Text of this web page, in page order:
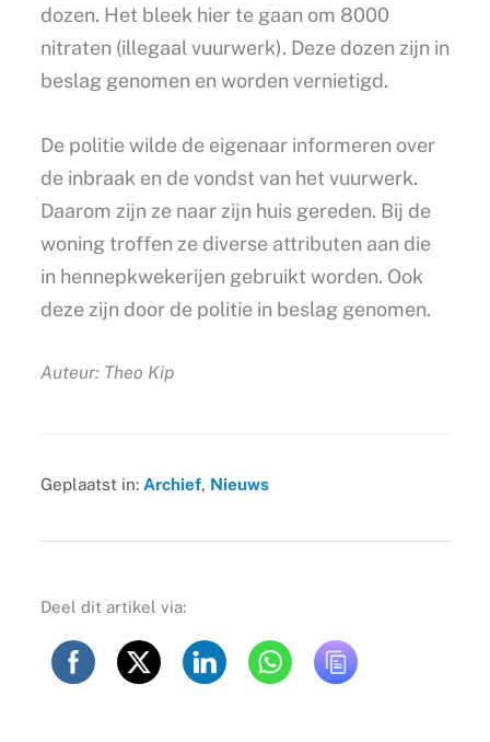
dozen. Het bleek hier te gaan om 8000
nitraten (illegaal vuurwerk). Deze dozen zijn in
beslag genomen en worden vernietigd.
De politie wilde de eigenaar informeren over
de inbraak en de vondst van het vuurwerk.
Daarom zijn ze naar zijn huis gereden. Bij de
woning troffen ze diverse attributen aan die
in hennepkwekerijen gebruikt worden. Ook
deze zijn door de politie in beslag genomen.
Auteur: Theo Kip
Geplaatst in: Archief, Nieuws
Deel dit artikel via: